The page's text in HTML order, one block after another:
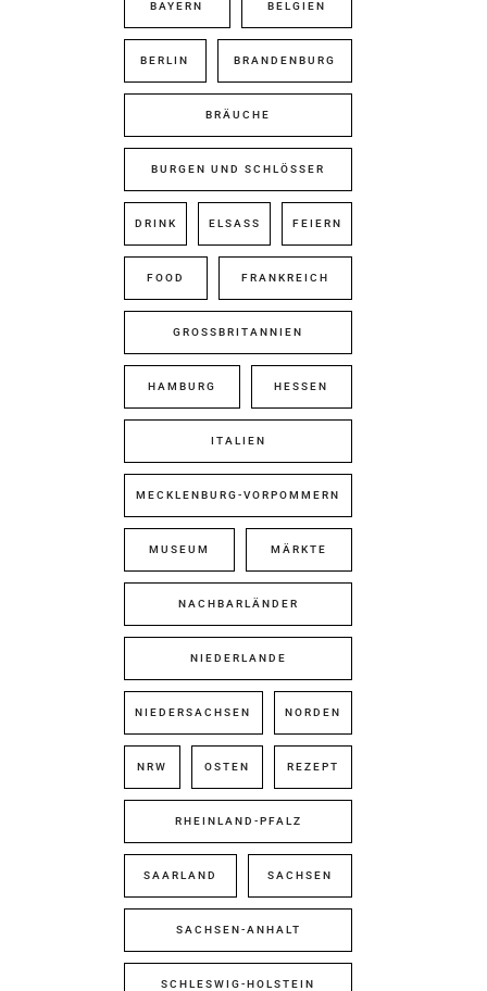
BAYERN BELGIEN
BERLIN BRANDENBURG
BRÄUCHE
BURGEN UND SCHLÖSSER
DRINK ELSASS FEIERN
FOOD FRANKREICH
GROSSBRITANNIEN
HAMBURG HESSEN
ITALIEN
MECKLENBURG-VORPOMMERN
MUSEUM MÄRKTE
NACHBARLÄNDER
NIEDERLANDE
NIEDERSACHSEN NORDEN
NRW OSTEN REZEPT
RHEINLAND-PFALZ
SAARLAND SACHSEN
SACHSEN-ANHALT
SCHLESWIG-HOLSTEIN